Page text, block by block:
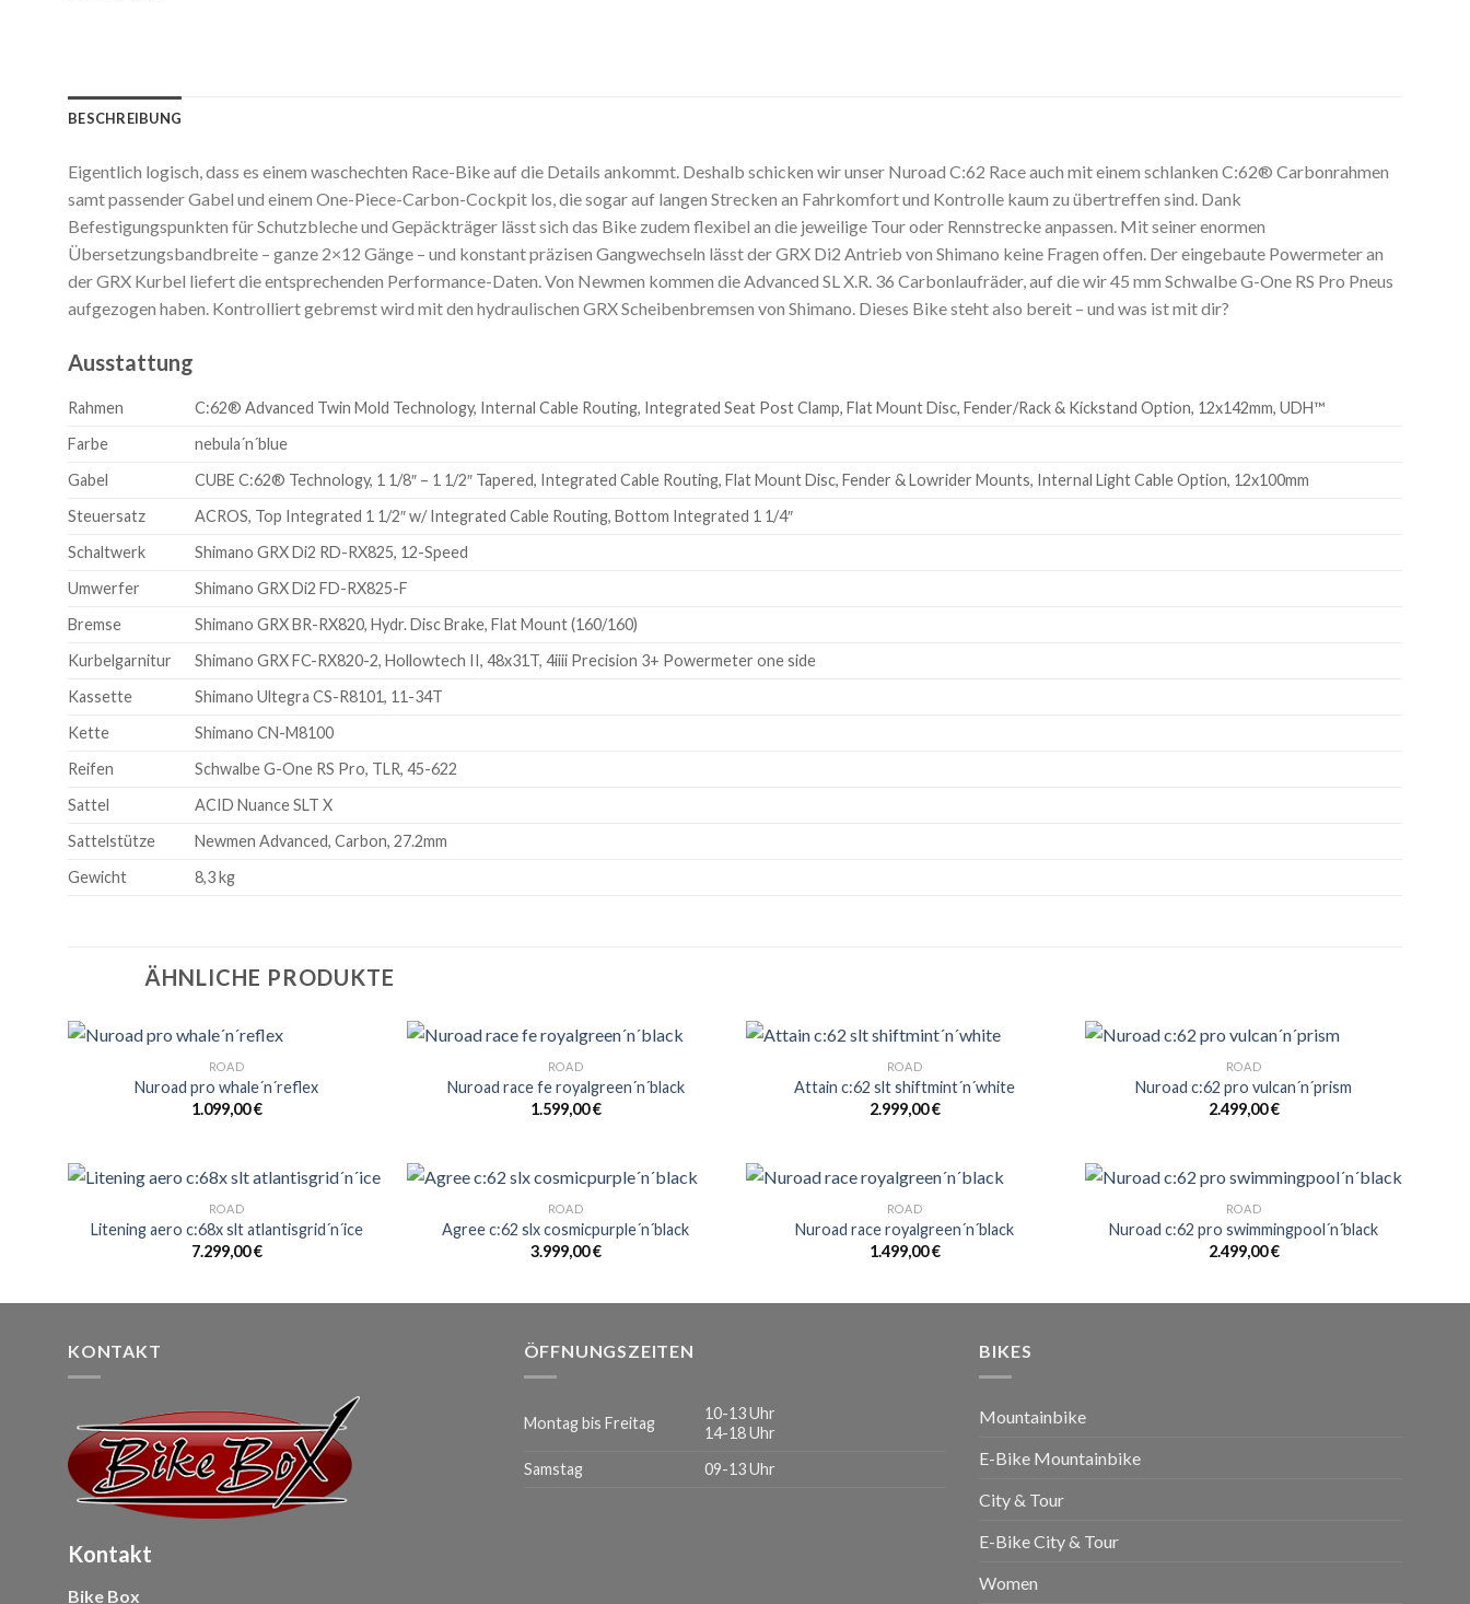
BESCHREIBUNG
Eigentlich logisch, dass es einem waschechten Race-Bike auf die Details ankommt. Deshalb schicken wir unser Nuroad C:62 Race auch mit einem schlanken C:62® Carbonrahmen
samt passender Gabel und einem One-Piece-Carbon-Cockpit los, die sogar auf langen Strecken an Fahrkomfort und Kontrolle kaum zu übertreffen sind. Dank
Befestigungspunkten für Schutzbleche und Gepäckträger lässt sich das Bike zudem flexibel an die jeweilige Tour oder Rennstrecke anpassen. Mit seiner enormen
Übersetzungsbandbreite – ganze 2×12 Gänge – und konstant präzisen Gangwechseln lässt der GRX Di2 Antrieb von Shimano keine Fragen offen. Der eingebaute Powermeter an
der GRX Kurbel liefert die entsprechenden Performance-Daten. Von Newmen kommen die Advanced SL X.R. 36 Carbonlaufräder, auf die wir 45 mm Schwalbe G-One RS Pro Pneus
aufgezogen haben. Kontrolliert gebremst wird mit den hydraulischen GRX Scheibenbremsen von Shimano. Dieses Bike steht also bereit – und was ist mit dir?
Ausstattung
Rahmen
C:62® Advanced Twin Mold Technology, Internal Cable Routing, Integrated Seat Post Clamp, Flat Mount Disc, Fender/Rack & Kickstand Option, 12x142mm, UDH™
Farbe
nebula´n´blue
Gabel
CUBE C:62® Technology, 1 1/8″ – 1 1/2″ Tapered, Integrated Cable Routing, Flat Mount Disc, Fender & Lowrider Mounts, Internal Light Cable Option, 12x100mm
Steuersatz
ACROS, Top Integrated 1 1/2″ w/ Integrated Cable Routing, Bottom Integrated 1 1/4″
Schaltwerk
Shimano GRX Di2 RD-RX825, 12-Speed
Umwerfer
Shimano GRX Di2 FD-RX825-F
Bremse
Shimano GRX BR-RX820, Hydr. Disc Brake, Flat Mount (160/160)
Kurbelgarnitur
Shimano GRX FC-RX820-2, Hollowtech II, 48x31T, 4iiii Precision 3+ Powermeter one side
Kassette
Shimano Ultegra CS-R8101, 11-34T
Kette
Shimano CN-M8100
Reifen
Schwalbe G-One RS Pro, TLR, 45-622
Sattel
ACID Nuance SLT X
Sattelstütze
Newmen Advanced, Carbon, 27.2mm
Gewicht
8,3 kg
ÄHNLICHE PRODUKTE
ROAD
Nuroad pro whale´n´reflex
1.099,00€
ROAD
Nuroad race fe royalgreen´n´black
1.599,00€
ROAD
Attain c:62 slt shiftmint´n´white
2.999,00€
ROAD
Nuroad c:62 pro vulcan´n´prism
2.499,00€
ROAD
Litening aero c:68x slt atlantisgrid´n´ice
7.299,00€
ROAD
Agree c:62 slx cosmicpurple´n´black
3.999,00€
ROAD
Nuroad race royalgreen´n´black
1.499,00€
ROAD
Nuroad c:62 pro swimmingpool´n´black
2.499,00€
KONTAKT
Kontakt
Bike Box
ÖFFNUNGSZEITEN
Montag bis Freitag
10-13 Uhr
14-18 Uhr
Samstag
09-13 Uhr
BIKES
Mountainbike
E-Bike Mountainbike
City & Tour
E-Bike City & Tour
Women